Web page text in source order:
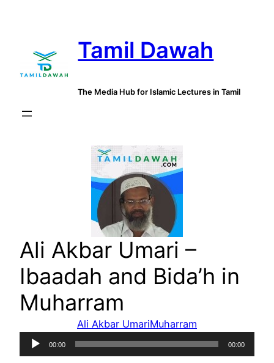
Tamil Dawah
The Media Hub for Islamic Lectures in Tamil
Ali Akbar Umari –
Ibaadah and Bida’h in
Muharram
Ali Akbar UmariMuharram
Audio
Player
00:00 00:00